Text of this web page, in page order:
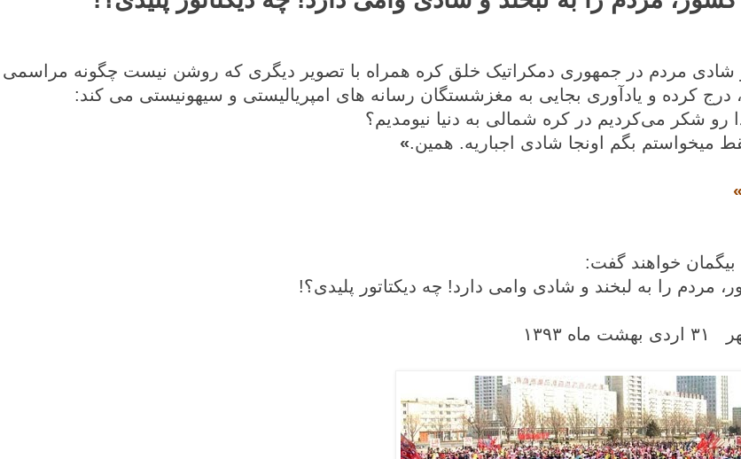
شادی مردم در جمهوری دمکراتیک خلق کره همراه با تصویر دیگری که روشن نیست چگونه
درج کرده و یادآوری بجایی به مغزشستگان رسانه های امپریالیستی و سیهونیستی می کند:
رو شکر می‌کردیم در کره شمالی به دنیا نیومدیم؟
میخواستم بگم اونجا شادی اجباریه. همین.»
خواهند گفت:
مردم را به لبخند و شادی وامی دارد! چه دیکتاتور پلیدی؟!
۳۱ اردی بهشت ماه ۱۳۹۳